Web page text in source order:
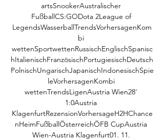
artsSnookerAustralischer
FußballCS:GODota 2League of
LegendsWasserballTrendsVorhersagenKom
bi
wettenSportwettenRussischEnglischSpanisc
hItalienischFranzösischPortugiesischDeutsch
PolnischUngarischJapanischIndonesischSpie
leVorhersagenKombi
wettenTrendsLigenAustria Wien28'
1:0Austria
KlagenfurtRezensionVorhersageH2HChance
nHeimFußballÖsterreichÖFB CupAustria
Wien-Austria Klagenfurt01. 11.